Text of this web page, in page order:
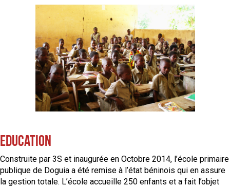
Education
Construite par 3S et inaugurée en Octobre 2014, l’école primaire
publique de Doguia a été remise à l’état béninois qui en assure
la gestion totale. L’école accueille 250 enfants et a fait l’objet